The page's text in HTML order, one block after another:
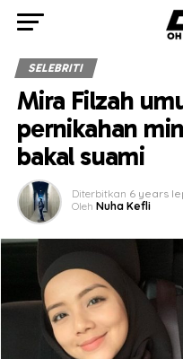
SELEBRITI
Mira Filzah
pernikahan
bakal suami
Diterbitkan 6 years
Oleh Nuha Kefli